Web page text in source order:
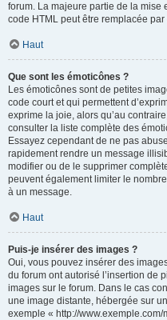
forum. La majeure partie de la mise
code HTML peut être remplacée
Haut
Que sont les émoticônes ?
Les émoticônes sont de petites
code court et qui permettent
exprime la joie, alors qu’au
consulter la liste complète des
Essayez cependant de ne pas
rapidement rendre un message
modifier ou de le supprimer
peuvent également limiter le
à un message.
Haut
Puis-je insérer des images ?
Oui, vous pouvez insérer des
du forum ont autorisé l’insertion de
images sur le forum. Dans le cas
une image distante, hébergée sur
exemple « http://